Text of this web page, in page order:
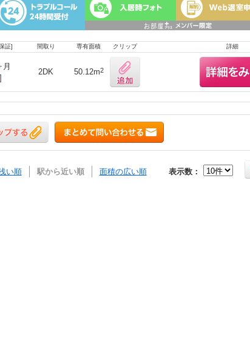
証] 間取り 専有面積 クリップ 詳細
月
]
2DK 50.12m2
い順 駅から近い順 面積の広い順 表示数：